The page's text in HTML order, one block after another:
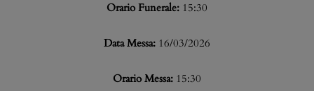
Orario Funerale: 15:30
Data Messa: 16/03/2026
Orario Messa: 15:30